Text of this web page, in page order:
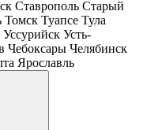
Ставрополь Старый
Томск Туапсе Тула
Уссурийск Усть-
Чебоксары Челябинск
Ярославль